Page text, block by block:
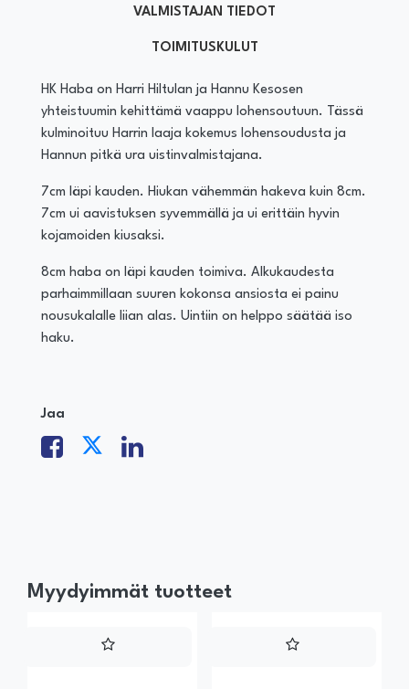
VALMISTAJAN TIEDOT
TOIMITUSKULUT
HK Haba on Harri Hiltulan ja Hannu Kesosen
yhteistuumin kehittämä vaappu lohensoutuun. Tässä
kulminoituu Harrin laaja kokemus lohensoudusta ja
Hannun pitkä ura uistinvalmistajana.
7cm läpi kauden. Hiukan vähemmän hakeva kuin 8cm.
7cm ui aavistuksen syvemmällä ja ui erittäin hyvin
kojamoiden kiusaksi.
8cm haba on läpi kauden toimiva. Alkukaudesta
parhaimmillaan suuren kokonsa ansiosta ei painu
nousukalalle liian alas. Uintiin on helppo säätää iso
haku.
Jaa
Myydyimmät tuotteet